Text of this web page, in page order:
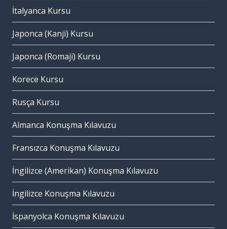
İtalyanca Kursu
Japonca (Kanji) Kursu
Japonca (Romaji) Kursu
Korece Kursu
Rusça Kursu
Almanca Konuşma Kılavuzu
Fransızca Konuşma Kılavuzu
İngilizce (Amerikan) Konuşma Kılavuzu
İngilizce Konuşma Kılavuzu
İspanyolca Konuşma Kılavuzu